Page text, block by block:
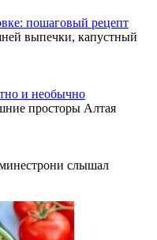
пошаговый рецепт
выпечки, капустный
и необычно
просторы Алтая
слышал